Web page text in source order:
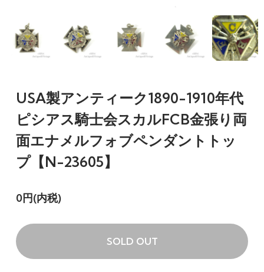
USA製アンティーク1890-1910年代
ピシアス騎士会スカルFCB金張り両
面エナメルフォブペンダントトッ
プ【N-23605】
0円(内税)
SOLD OUT